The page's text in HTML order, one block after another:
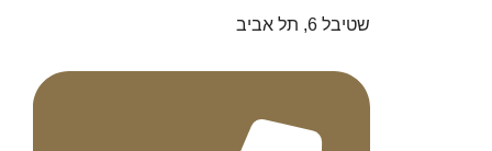
שטיבל 6, תל אביב